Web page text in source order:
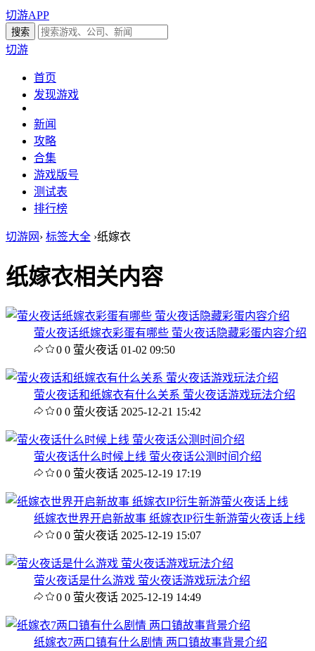
切游APP
切游
首页
发现游戏
新闻
攻略
合集
游戏版号
测试表
排行榜
切游网 › 标签大全 ›纸嫁衣
纸嫁衣相关内容
萤火夜话纸嫁衣彩蛋有哪些 萤火夜话隐藏彩蛋内容介绍
0 0 萤火夜话 01-02 09:50
萤火夜话和纸嫁衣有什么关系 萤火夜话游戏玩法介绍
0 0 萤火夜话 2025-12-21 15:42
萤火夜话什么时候上线 萤火夜话公测时间介绍
0 0 萤火夜话 2025-12-19 17:19
纸嫁衣世界开启新故事 纸嫁衣IP衍生新游萤火夜话上线
0 0 萤火夜话 2025-12-19 15:07
萤火夜话是什么游戏 萤火夜话游戏玩法介绍
0 0 萤火夜话 2025-12-19 14:49
纸嫁衣7两口镇有什么剧情 两口镇故事背景介绍